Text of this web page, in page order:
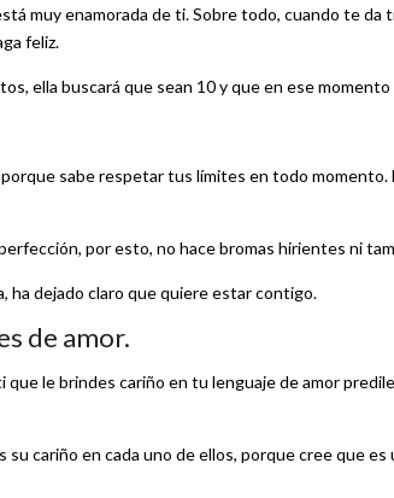
muy enamorada de ti. Sobre todo, cuando te da
feliz.
ella buscará que sean 10 y que en ese
sabe respetar tus límites en todo
por esto, no hace bromas hirientes ni
ha dejado claro que quiere estar contigo.
de amor.
que le brindes cariño en tu lenguaje de amor
su cariño en cada uno de ellos, porque cree que